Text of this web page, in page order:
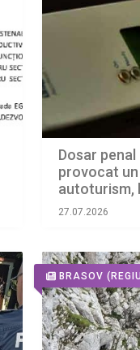
Dosar
provocat
autoturism,
de conducere
27.07.2026
BRASOV